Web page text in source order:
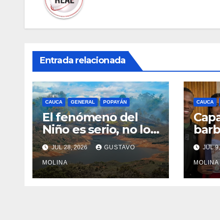
Entrada relacionada
CAUCA GENERAL POPAYÁN
El fenómeno del
Niño es serio, no lo
tome a juego
JUL 28, 2026 GUSTAVO
MOLINA
CAUCA
los
JUL
MOLINA